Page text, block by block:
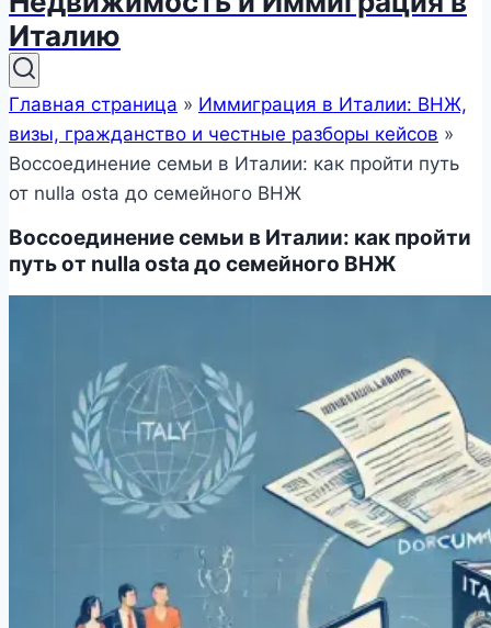
Италию
Главная страница » Иммиграция в Италии: ВНЖ,
визы, гражданство и честные разборы кейсов »
Воссоединение семьи в Италии: как пройти путь
от nulla osta до семейного ВНЖ
Воссоединение семьи в Италии: как пройти
путь от nulla osta до семейного ВНЖ